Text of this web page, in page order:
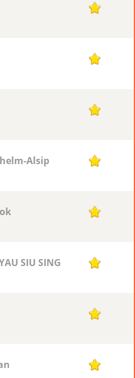
17
17
17
Alsip 17
17
SIU SING 17
17
17